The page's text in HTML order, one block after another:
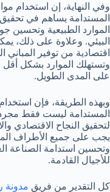
وفي النهاية، إن استخدام
المستدامة يساهم في تحقيق
الموارد الطبيعية وتحسين
البيئي. وعلاوة على ذلك،
اقتصادية من توفير
وتستهلك الموارد بشكل أقل
على المدى الطويل.
وبهذه الطريقة، فإن
المستدامة ليست فقط مجرد
لتحقيق النجاح الاقتصادي
يجب على جميع الأطراف
وتحسين استدامة الصناعة
للأجيال القادمة.
كل التقدير من فريق مدونة